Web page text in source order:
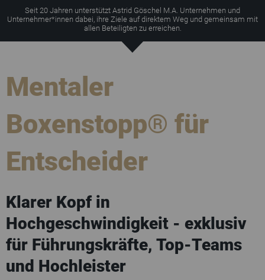
Seit 20 Jahren unterstützt Astrid Göschel M.A. Unternehmen und
Unternehmer*innen dabei, ihre Ziele auf direktem Weg und gemeinsam mit
allen Beteiligten zu erreichen.
Mentaler
Boxenstopp® für
Entscheider
Klarer Kopf in
Hochgeschwindigkeit - exklusiv
für Führungskräfte, Top-Teams
und Hochleister